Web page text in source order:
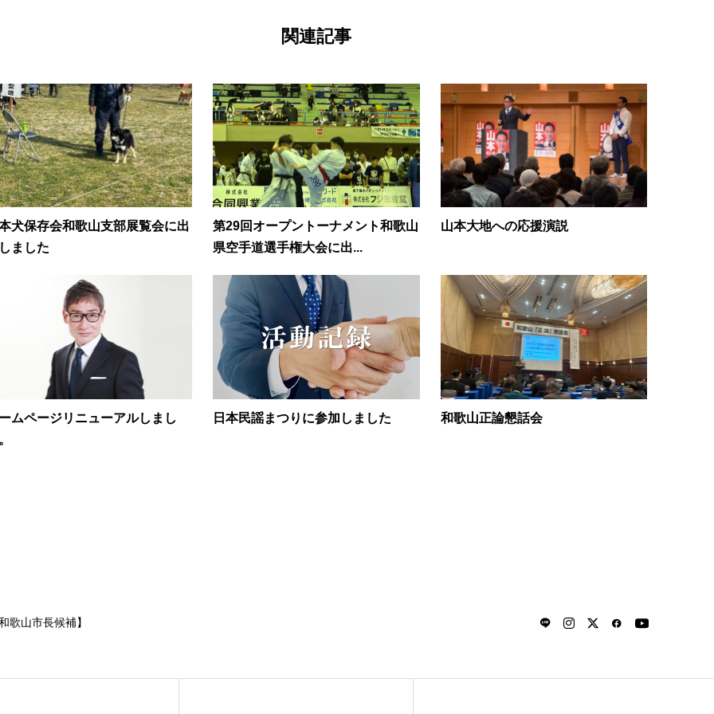
関連記事
犬保存会和歌山支部展覧会に出
ました
第29回オープントーナメント和歌山
県空手道選手権大会に出...
山本大地への応援演説
ムページリニューアルしまし
日本民謡まつりに参加しました 和歌山正論懇話会
歌山市長候補】